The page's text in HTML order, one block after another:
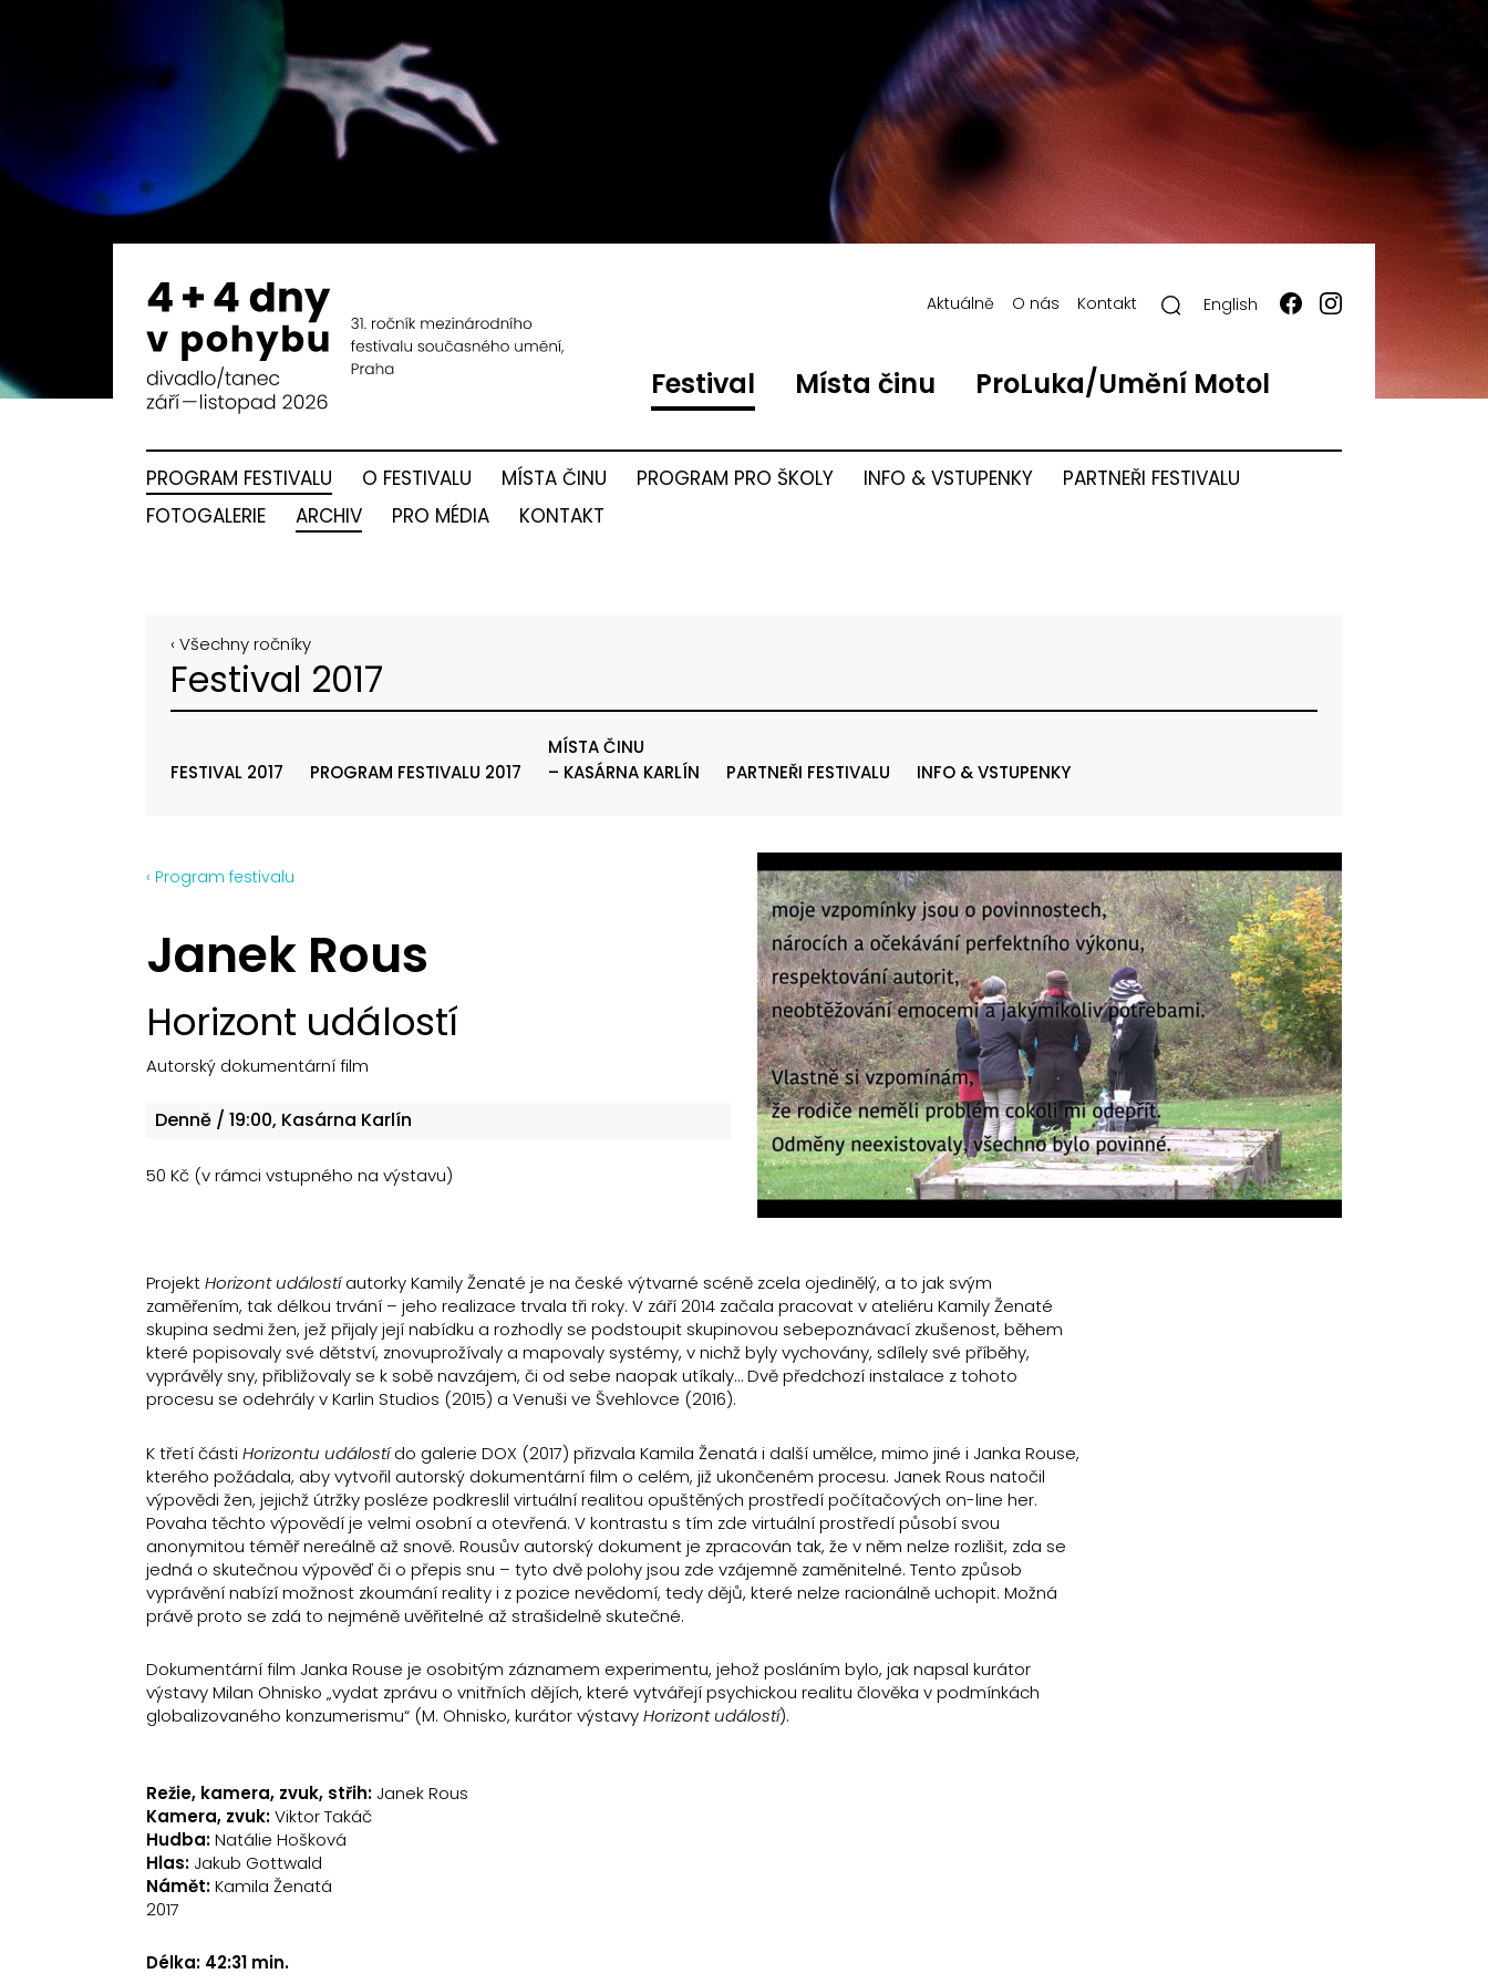
Festival Místa činu ProLuka/Umění Motol
Aktuálně O nás Kontakt English
PROGRAM FESTIVALU O FESTIVALU MÍSTA ČINU PROGRAM PRO ŠKOLY INFO & VSTUPENKY
PARTNEŘI FESTIVALU
FOTOGALERIE
ARCHIV PRO MÉDIA KONTAKT
‹ Všechny ročníky
Festival 2017
FESTIVAL 2017 PROGRAM FESTIVALU 2017
MÍSTA ČINU
– KASÁRNA KARLÍN
PARTNEŘI FESTIVALU INFO & VSTUPENKY
‹ Program festivalu
Janek Rous
Horizont událostí
Autorský dokumentární film
Denně / 19:00, Kasárna Karlín
50 Kč (v rámci vstupného na výstavu)
ProjektHorizont událostíautorky Kamily Ženaté je na české výtvarné scéně zcela ojedinělý, a to jak svým
zaměřením, tak délkou trvání – jeho realizace trvala tři roky. V září 2014 začala pracovat v ateliéru Kamily Ženaté
skupina sedmi žen, jež přijaly její nabídku a rozhodly se podstoupit skupinovou sebepoznávací zkušenost, během
které popisovaly své dětství, znovuprožívaly a mapovaly systémy, v nichž byly vychovány, sdílely své příběhy,
vyprávěly sny, přibližovaly se k sobě navzájem, či od sebe naopak utíkaly… Dvě předchozí instalace z tohoto
procesu se odehrály v Karlin Studios (2015) a Venuši ve Švehlovce (2016).
K třetí části Horizontu událostído galerie DOX (2017) přizvala Kamila Ženatá i další umělce, mimo jiné i Janka Rouse,
kterého požádala, aby vytvořil autorský dokumentární film o celém, již ukončeném procesu. Janek Rous natočil
výpovědi žen, jejichž útržky posléze podkreslil virtuální realitou opuštěných prostředí počítačových on-line her.
Povaha těchto výpovědí je velmi osobní a otevřená. V kontrastu s tím zde virtuální prostředí působí svou
anonymitou téměř nereálně až snově. Rousův autorský dokument je zpracován tak, že v něm nelze rozlišit, zda se
jedná o skutečnou výpověď či o přepis snu – tyto dvě polohy jsou zde vzájemně zaměnitelné. Tento způsob
vyprávění nabízí možnost zkoumání reality i z pozice nevědomí, tedy dějů, které nelze racionálně uchopit. Možná
právě proto se zdá to nejméně uvěřitelné až strašidelně skutečné.
Dokumentární film Janka Rouse je osobitým záznamem experimentu, jehož posláním bylo, jak napsal kurátor
výstavy Milan Ohnisko „vydat zprávu o vnitřních dějích, které vytvářejí psychickou realitu člověka v podmínkách
globalizovaného konzumerismu“ (M. Ohnisko, kurátor výstavyHorizont událostí).
Režie, kamera, zvuk, střih: Janek Rous
Kamera, zvuk:Viktor Takáč
Hudba:Natálie Hošková
Hlas: Jakub Gottwald
Námět:Kamila Ženatá
2017
Délka: 42:31 min.